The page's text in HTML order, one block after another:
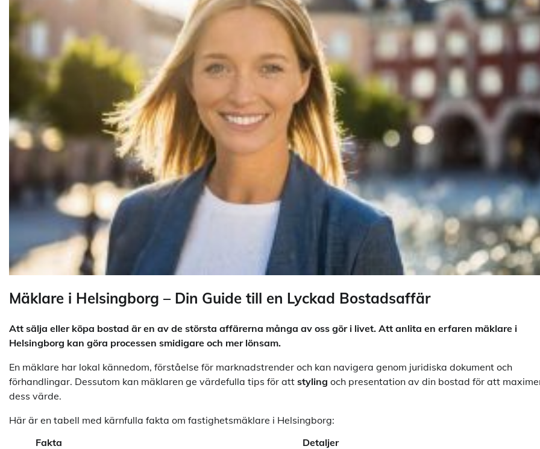
Mäklare i Helsingborg – Din Guide till en Lyckad Bostadsaffär
Att sälja eller köpa bostad är en av de största affärerna många av oss gör i livet. Att anlita en erfaren mäklare i
Helsingborg kan göra processen smidigare och mer lönsam.
En mäklare har lokal kännedom, förståelse för marknadstrender och kan navigera genom juridiska dokument och
förhandlingar. Dessutom kan mäklaren ge värdefulla tips för att styling och presentation av din bostad för att
dess värde.
Här är en tabell med kärnfulla fakta om fastighetsmäklare i Helsingborg:
Fakta
Detaljer